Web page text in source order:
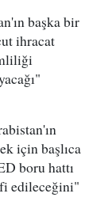
başka bir
ihracat
için başlıca
boru hattı
edileceğini"